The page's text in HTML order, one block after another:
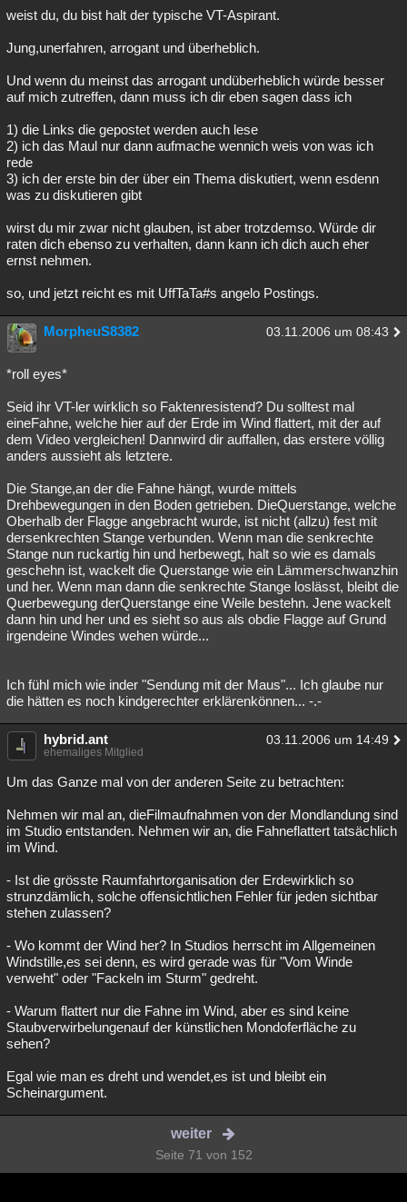
weist du, du bist halt der typische VT-Aspirant.
Jung,unerfahren, arrogant und überheblich.
Und wenn du meinst das arrogant undüberheblich würde besser
auf mich zutreffen, dann muss ich dir eben sagen dass ich
1) die Links die gepostet werden auch lese
2) ich das Maul nur dann aufmache wennich weis von was ich
rede
3) ich der erste bin der über ein Thema diskutiert, wenn esdenn
was zu diskutieren gibt
wirst du mir zwar nicht glauben, ist aber trotzdemso. Würde dir
raten dich ebenso zu verhalten, dann kann ich dich auch eher
ernst nehmen.
so, und jetzt reicht es mit UffTaTa#s angelo Postings.
MorpheuS8382 03.11.2006 um 08:43
*roll eyes*
Seid ihr VT-ler wirklich so Faktenresistend? Du solltest mal
eineFahne, welche hier auf der Erde im Wind flattert, mit der auf
dem Video vergleichen! Dannwird dir auffallen, das erstere völlig
anders aussieht als letztere.
Die Stange,an der die Fahne hängt, wurde mittels
Drehbewegungen in den Boden getrieben. DieQuerstange, welche
Oberhalb der Flagge angebracht wurde, ist nicht (allzu) fest mit
dersenkrechten Stange verbunden. Wenn man die senkrechte
Stange nun ruckartig hin und herbewegt, halt so wie es damals
geschehn ist, wackelt die Querstange wie ein Lämmerschwanzhin
und her. Wenn man dann die senkrechte Stange loslässt, bleibt die
Querbewegung derQuerstange eine Weile bestehn. Jene wackelt
dann hin und her und es sieht so aus als obdie Flagge auf Grund
irgendeine Windes wehen würde...
Ich fühl mich wie inder "Sendung mit der Maus"... Ich glaube nur
die hätten es noch kindgerechter erklärenkönnen... -.-
hybrid.ant 03.11.2006 um 14:49
ehemaliges Mitglied
Um das Ganze mal von der anderen Seite zu betrachten:
Nehmen wir mal an, dieFilmaufnahmen von der Mondlandung sind
im Studio entstanden. Nehmen wir an, die Fahneflattert tatsächlich
im Wind.
- Ist die grösste Raumfahrtorganisation der Erdewirklich so
strunzdämlich, solche offensichtlichen Fehler für jeden sichtbar
stehen zulassen?
- Wo kommt der Wind her? In Studios herrscht im Allgemeinen
Windstille,es sei denn, es wird gerade was für "Vom Winde
verweht" oder "Fackeln im Sturm" gedreht.
- Warum flattert nur die Fahne im Wind, aber es sind keine
Staubverwirbelungenauf der künstlichen Mondoferfläche zu
sehen?
Egal wie man es dreht und wendet,es ist und bleibt ein
Scheinargument.
weiter
Seite 71 von 152